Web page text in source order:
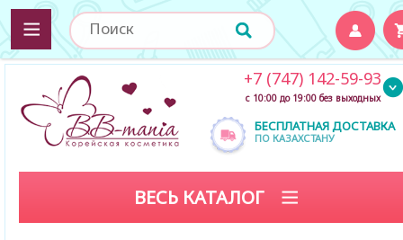
БЕСПЛАТНАЯ ДОСТАВКА
ПО КАЗАХСТАНУ
+7 (747) 142-59-93
с 10:00 до 19:00 без выходных
ВЕСЬ КАТАЛОГ